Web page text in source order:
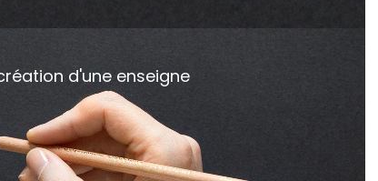
d'une enseigne